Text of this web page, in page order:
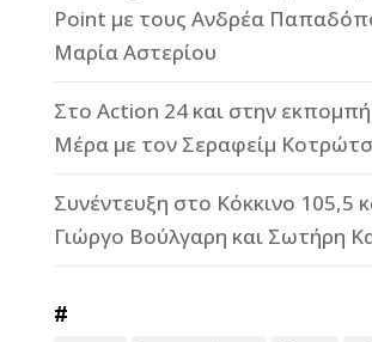
Point με τους Ανδρέα
Μαρία Αστερίου
Στο Action 24 και στην
Μέρα με τον Σεραφείμ
Συνέντευξη στο Κόκκινο 105,5
Γιώργο Βούλγαρη και Σωτήρη
#